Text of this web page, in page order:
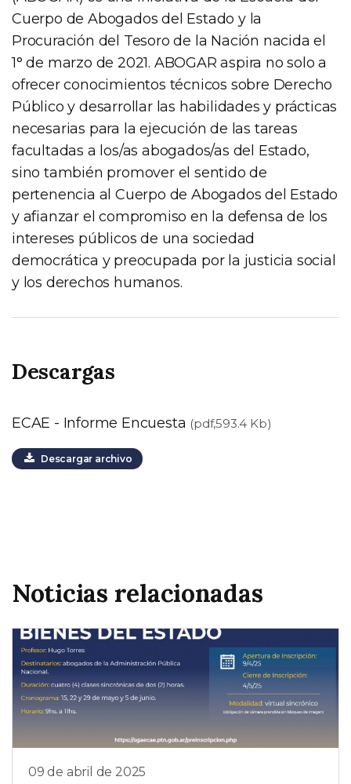
Cuerpo de Abogados del Estado y la
Procuración del Tesoro de la Nación nacida el
1° de marzo de 2021. ABOGAR aspira no solo a
ofrecer conocimientos técnicos sobre Derecho
Público y desarrollar las habilidades y prácticas
necesarias para la ejecución de las tareas
facultadas a los/as abogados/as del Estado,
sino también promover el sentido de
pertenencia al Cuerpo de Abogados del Estado
y afianzar el compromiso en la defensa de los
intereses públicos de una sociedad
democrática y preocupada por la justicia social
y los derechos humanos.
Descargas
ECAE - Informe Encuesta (pdf,593.4 Kb)
Descargar archivo
Noticias relacionadas
09 de abril de 2025